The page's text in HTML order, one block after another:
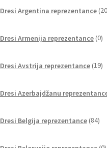
Dresi Argentina reprezentance
Dresi Armenija reprezentance 0
Dresi Avstrija reprezentance 19
Dresi Azerbajdžanu
Dresi Belgija reprezentance 84